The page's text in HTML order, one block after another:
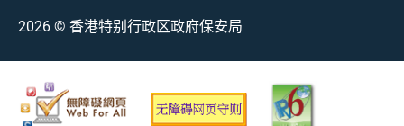
2026 © 香港特别行政区政府保安局